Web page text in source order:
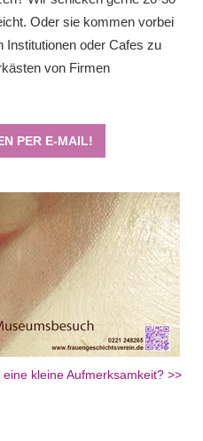
Oder sie kommen vorbei
Institutionen oder Cafes zu
von Firmen
PER E-MAIL!
kleine Aufmerksamkeit? >>